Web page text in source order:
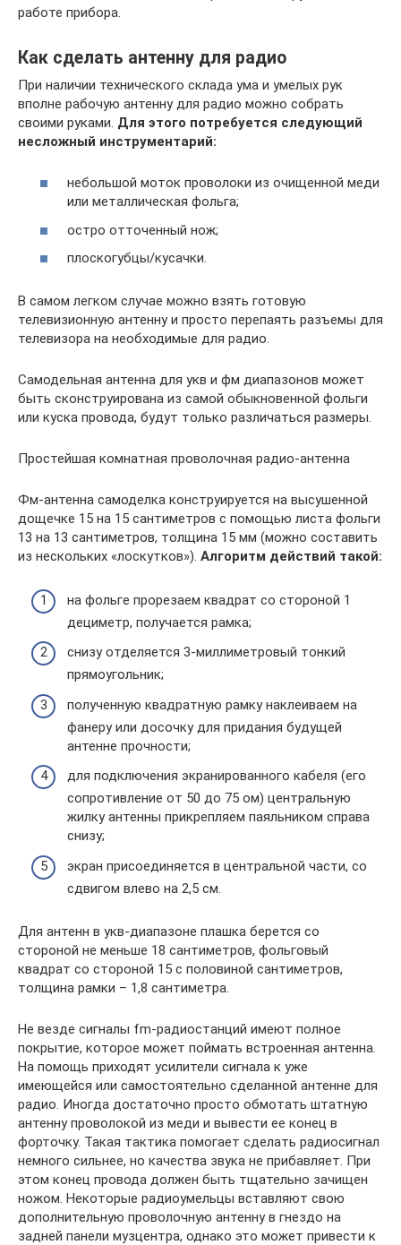
работе прибора.
Как сделать антенну для радио
При наличии технического склада ума и умелых рук
вполне рабочую антенну для радио можно собрать
своими руками. Для этого потребуется следующий
несложный инструментарий:
небольшой моток проволоки из очищенной меди
или металлическая фольга;
остро отточенный нож;
плоскогубцы/кусачки.
В самом легком случае можно взять готовую
телевизионную антенну и просто перепаять разъемы для
телевизора на необходимые для радио.
Самодельная антенна для укв и фм диапазонов может
быть сконструирована из самой обыкновенной фольги
или куска провода, будут только различаться размеры.
Простейшая комнатная проволочная радио-антенна
Фм-антенна самоделка конструируется на высушенной
дощечке 15 на 15 сантиметров с помощью листа фольги
13 на 13 сантиметров, толщина 15 мм (можно составить
из нескольких «лоскутков»). Алгоритм действий такой:
на фольге прорезаем квадрат со стороной 1
дециметр, получается рамка;
снизу отделяется 3-миллиметровый тонкий
прямоугольник;
полученную квадратную рамку наклеиваем на
фанеру или досочку для придания будущей
антенне прочности;
для подключения экранированного кабеля (его
сопротивление от 50 до 75 ом) центральную
жилку антенны прикрепляем паяльником справа
снизу;
экран присоединяется в центральной части, со
сдвигом влево на 2,5 см.
Для антенн в укв-диапазоне плашка берется со
стороной не меньше 18 сантиметров, фольговый
квадрат со стороной 15 с половиной сантиметров,
толщина рамки – 1,8 сантиметра.
Не везде сигналы fm-радиостанций имеют полное
покрытие, которое может поймать встроенная антенна.
На помощь приходят усилители сигнала к уже
имеющейся или самостоятельно сделанной антенне для
радио. Иногда достаточно просто обмотать штатную
антенну проволокой из меди и вывести ее конец в
форточку. Такая тактика помогает сделать радиосигнал
немного сильнее, но качества звука не прибавляет. При
этом конец провода должен быть тщательно зачищен
ножом. Некоторые радиоумельцы вставляют свою
дополнительную проволочную антенну в гнездо на
задней панели музцентра, однако это может привести к